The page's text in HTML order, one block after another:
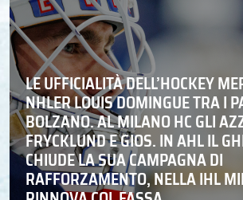
LE UFFICIALITÀ DELL’HOCKEY
NHLER LOUIS DOMINGUE TRA I
BOLZANO. AL MILANO HC GLI
FRYCKLUND E GIOS. IN AHL IL
CHIUDE LA SUA CAMPAGNA DI
RAFFORZAMENTO, NELLA IHL